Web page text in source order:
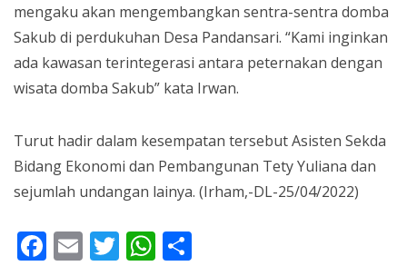
mengaku akan mengembangkan sentra-sentra domba
Sakub di perdukuhan Desa Pandansari. “Kami inginkan
ada kawasan terintegerasi antara peternakan dengan
wisata domba Sakub” kata Irwan.
Turut hadir dalam kesempatan tersebut Asisten Sekda
Bidang Ekonomi dan Pembangunan Tety Yuliana dan
sejumlah undangan lainya. (Irham,-DL-25/04/2022)
Facebook
EmailTwitterWhatsApp